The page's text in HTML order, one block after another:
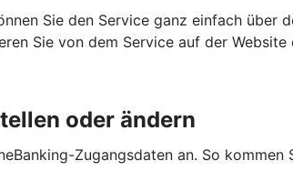
Sie den Service ganz einfach über
Sie von dem Service auf der Website
oder ändern
Zugangsdaten an. So